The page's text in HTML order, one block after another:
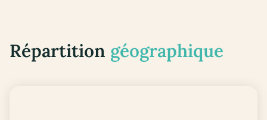
Répartition géographique